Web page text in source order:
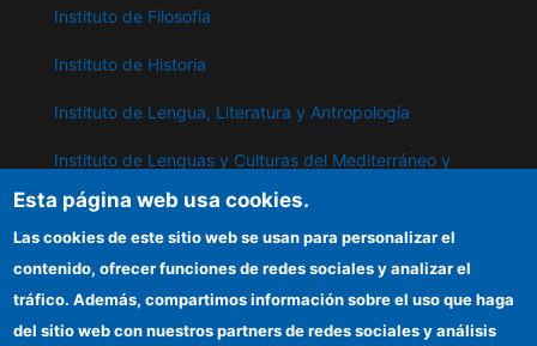
Instituto de Filosofía
Instituto de Historia
Instituto de Lengua, Literatura y Antropología
Instituto de Lenguas y Culturas del Mediterráneo y
Instituto de Políticas y Bienes Públicos
IPP
Esta página web usa cookies.
Las cookies de este sitio web se usan para personalizar el
contenido, ofrecer funciones de redes sociales y analizar el
tráfico. Además, compartimos información sobre el uso que haga
del sitio web con nuestros partners de redes sociales y análisis